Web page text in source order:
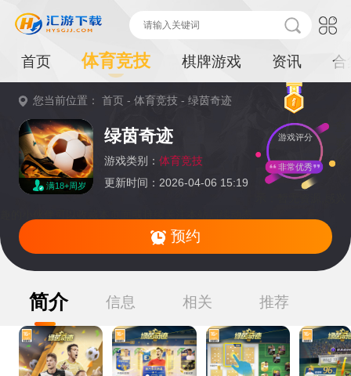
首页 体育竞技 棋牌游戏 资讯 合
您当前位置：首页 -体育竞技 -绿茵奇迹
满18+周岁
绿茵奇迹
游戏类别： 体育竞技
更新时间：2026-04-06 15:19
游戏评分
非常优秀
预约
提
简介 信息 相关 推荐